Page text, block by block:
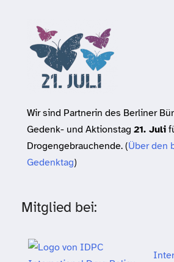
Wir sind Partnerin des Berliner
Gedenk- und Aktionstag 21. Juli
Drogengebrauchende. (Über den
Gedenktag)
Mitglied bei: